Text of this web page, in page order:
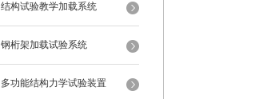
结构试验教学加载系统
钢桁架加载试验系统
多功能结构力学试验装置